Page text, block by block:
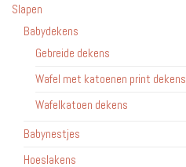
Slapen
Babydekens
Gebreide dekens
Wafel met katoenen print dekens
Wafelkatoen dekens
Babynestjes
Hoeslakens